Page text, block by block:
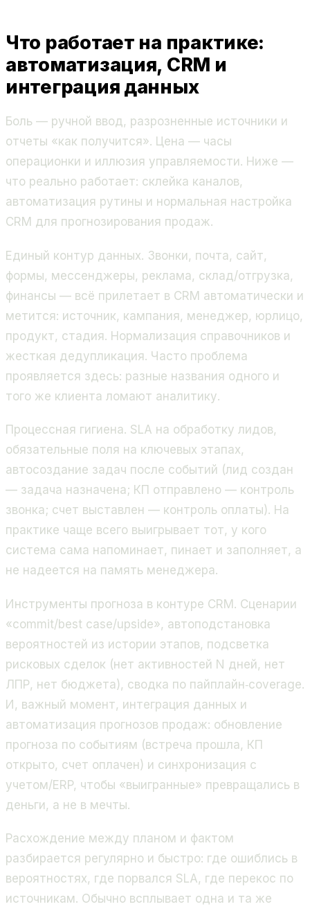
Что работает на практике:
автоматизация, CRM и
интеграция данных
Боль — ручной ввод, разрозненные источники и
отчеты «как получится». Цена — часы
операционки и иллюзия управляемости. Ниже —
что реально работает: склейка каналов,
автоматизация рутины и нормальная настройка
CRM для прогнозирования продаж.
Единый контур данных. Звонки, почта, сайт,
формы, мессенджеры, реклама, склад/отгрузка,
финансы — всё прилетает в CRM автоматически и
метится: источник, кампания, менеджер, юрлицо,
продукт, стадия. Нормализация справочников и
жесткая дедупликация. Часто проблема
проявляется здесь: разные названия одного и
того же клиента ломают аналитику.
Процессная гигиена. SLA на обработку лидов,
обязательные поля на ключевых этапах,
автосоздание задач после событий (лид создан
— задача назначена; КП отправлено — контроль
звонка; счет выставлен — контроль оплаты). На
практике чаще всего выигрывает тот, у кого
система сама напоминает, пинает и заполняет, а
не надеется на память менеджера.
Инструменты прогноза в контуре CRM. Сценарии
«commit/best case/upside», автоподстановка
вероятностей из истории этапов, подсветка
рисковых сделок (нет активностей N дней, нет
ЛПР, нет бюджета), сводка по пайплайн‑coverage.
И, важный момент, интеграция данных и
автоматизация прогнозов продаж: обновление
прогноза по событиям (встреча прошла, КП
открыто, счет оплачен) и синхронизация с
учетом/ERP, чтобы «выигранные» превращались в
деньги, а не в мечты.
Расхождение между планом и фактом
разбирается регулярно и быстро: где ошиблись в
вероятностях, где порвался SLA, где перекос по
источникам. Обычно всплывает одна и та же